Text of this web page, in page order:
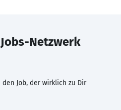
Jobs-Netzwerk
Job, der wirklich zu Dir